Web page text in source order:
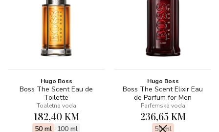
Hugo Boss
Boss The Scent Eau de
Toilette
Toaletna voda
182,40 KM
50 ml 100 ml
Hugo Boss
Boss The Scent Elixir Eau
de Parfum for Men
Parfemska voda
236,65 KM
50 ml